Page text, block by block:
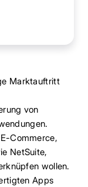
Marktauftritt
von
Commerce,
NetSuite,
wollen.
Apps